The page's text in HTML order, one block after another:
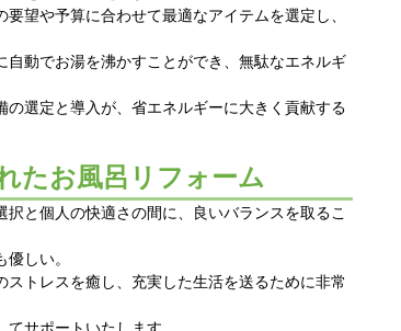
望や予算に合わせて最適なアイテムを選定し、
動でお湯を沸かすことができ、無駄なエネルギ
選定と導入が、省エネルギーに大きく貢献する
たお風呂リフォーム
と個人の快適さの間に、良いバランスを取るこ
しい。
トレスを癒し、充実した生活を送るために非常
サポートいたします。